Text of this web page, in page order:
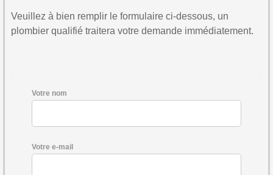
Veuillez à bien remplir le formulaire ci-dessous, un
plombier qualifié traitera votre demande immédiatement.
Votre nom
Votre e-mail